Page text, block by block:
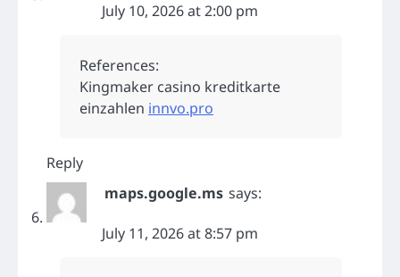
July 10, 2026 at 2:00 pm
References:
Kingmaker casino kreditkarte
einzahlen innvo.pro
Reply
maps.google.ms says:
July 11, 2026 at 8:57 pm